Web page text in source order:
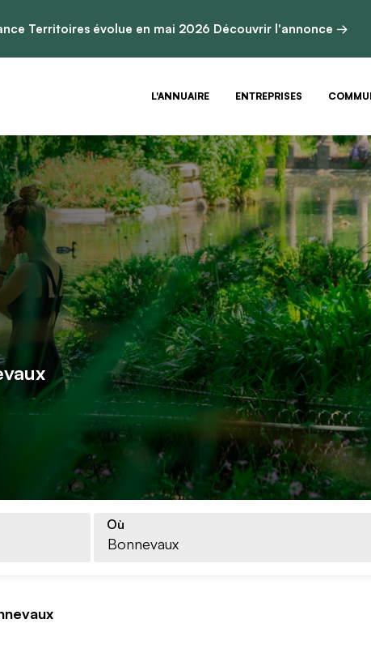
Territoires évolue en mai 2026 Découvrir l'annonce →
L'ANNUAIRE ENTREPRISES
Où